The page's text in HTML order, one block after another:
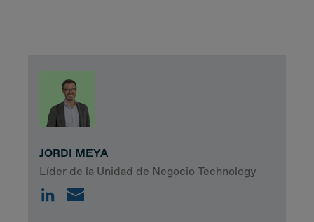
JORDI MEYA
Líder de la Unidad de Negocio Technology